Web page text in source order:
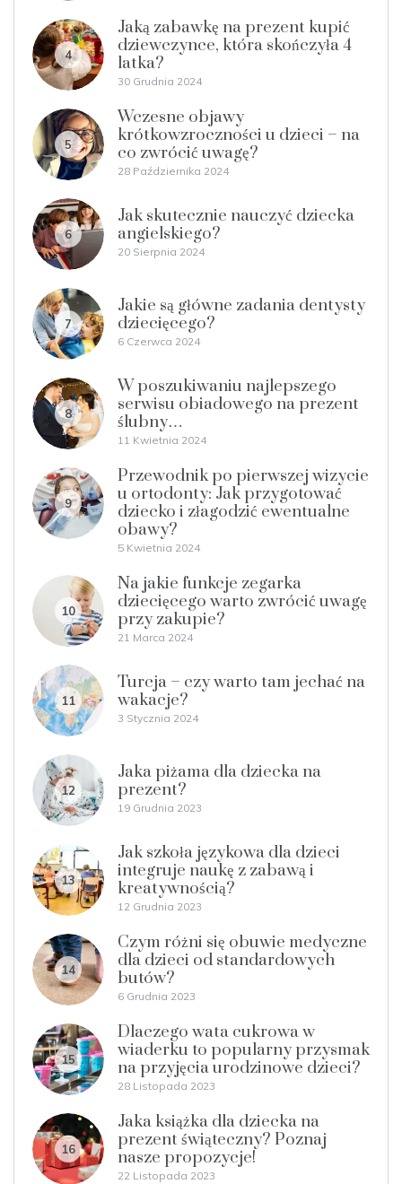
4
Jaką zabawkę na prezent kupić
dziewczynce, która skończyła 4
latka?
30 Grudnia 2024
5
Wczesne objawy
krótkowzroczności u dzieci – na
co zwrócić uwagę?
28 Października 2024
6
Jak skutecznie nauczyć dziecka
angielskiego?
20 Sierpnia 2024
7
Jakie są główne zadania dentysty
dziecięcego?
6 Czerwca 2024
8
W poszukiwaniu najlepszego
serwisu obiadowego na prezent
ślubny…
11 Kwietnia 2024
9
Przewodnik po pierwszej wizycie
u ortodonty: Jak przygotować
dziecko i złagodzić ewentualne
obawy?
5 Kwietnia 2024
10
Na jakie funkcje zegarka
dziecięcego warto zwrócić uwagę
przy zakupie?
21 Marca 2024
11
Turcja – czy warto tam jechać na
wakacje?
3 Stycznia 2024
12
Jaka piżama dla dziecka na
prezent?
19 Grudnia 2023
13
Jak szkoła językowa dla dzieci
integruje naukę z zabawą i
kreatywnością?
12 Grudnia 2023
14
Czym różni się obuwie medyczne
dla dzieci od standardowych
butów?
6 Grudnia 2023
15
Dlaczego wata cukrowa w
wiaderku to popularny przysmak
na przyjęcia urodzinowe dzieci?
28 Listopada 2023
16
Jaka książka dla dziecka na
prezent świąteczny? Poznaj
nasze propozycje!
22 Listopada 2023